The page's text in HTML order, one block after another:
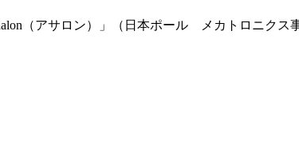
（アサロン）」（日本ポール メカトロニクス